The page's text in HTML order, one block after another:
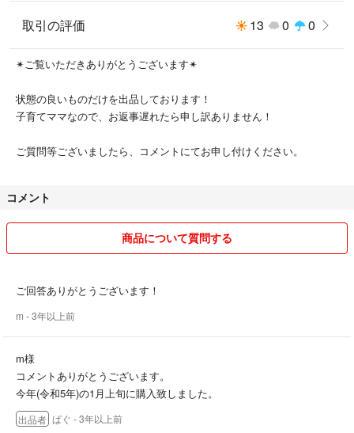
取引の評価 13 0 0
✴︎ご覧いただきありがとうございます✴︎
状態の良いものだけを出品しております！
子育てママなので、お返事遅れたら申し訳ありません！
ご質問等ございましたら、コメントにてお申し付けください。
コメント
商品について質問する
ご回答ありがとうございます！
m - 3年以上前
m様
コメントありがとうございます。
今年(令和5年)の1月上旬に購入致しました。
出品者 ぱぐ - 3年以上前